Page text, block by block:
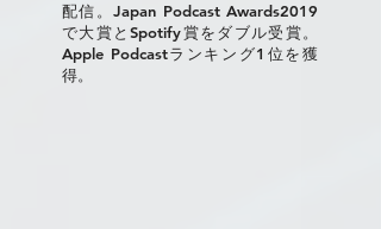
配信。Japan Podcast Awards2019
で大賞とSpotify賞をダブル受賞。
Apple Podcastランキング1位を獲
得。